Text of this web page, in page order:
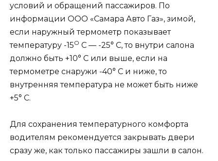
условий и обращений пассажиров. По
информации ООО «Самара Авто Газ», зимой,
если наружный термометр показывает
температуру -15О С — -25° C, то внутри салона
должно быть +10° C или выше, если на
термометре снаружи -40° C и ниже, то
внутренняя температура не может быть ниже
+5° C.
Для сохранения температурного комфорта
водителям рекомендуется закрывать двери
сразу же, как только пассажиры зашли в салон.